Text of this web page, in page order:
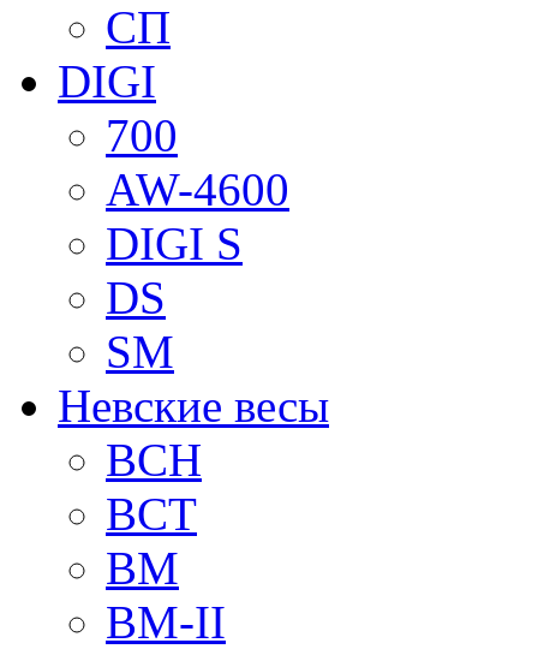
СП
DIGI
700
AW-4600
DIGI S
DS
SM
Невские весы
BCH
BCT
BM
BM-II